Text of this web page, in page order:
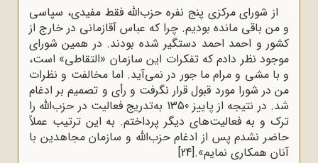
از شورای مرکزی پنج نفره حزب‌الله فقط مفیدی، سپاسی
و من باقی مانده بودیم. چرا که عباس آقازمانی در خارج از
کشور و احمد احمد دستگیر شده بودند. در همین شورای
موجود نظر دادم که تفکرات این سازمان «التقاطی» است،
و با مشی و مرام ما جور در نمی‌آید. اما مخالفت و نظرات
من در شورا مورد قبول قرار نگرفت و رأی و تصمیم بر ادغام
شد. در نتیجه از پاییز 1350 به‌تدریج فعالیت در حزب‌الله را
ترک و به فعالیت‌های دیگر پرداختم. به این ترتیب عملاً
حاضر نشدم پس از ادغام حزب‌الله و سازمان مجاهدین با
آنان همکاری نمایم».[24]